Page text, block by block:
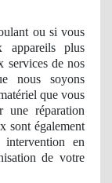
ou si vous
appareils plus
services de nos
nous soyons
que vous
une réparation
sont également
en
de votre